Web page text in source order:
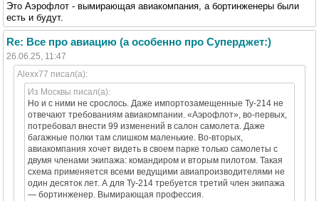
Это Аэрофлот - вымирающая авиакомпания, а бортинженеры были
есть и будут.
Re: Все про авиацию (а особенно про Суперджет:)
26.06.25, 11:47
Alexx77 писал(а):
Из Москвы писал(а):
Но и с ними не срослось. Даже импортозамещенные Ту-214 не
отвечают требованиям авиакомпании. «Аэрофлот», во-первых,
потребовал внести 99 изменений в салон самолета. Даже
багажные полки там слишком маленькие. Во-вторых,
авиакомпания хочет видеть в своем парке только самолеты с
двумя членами экипажа: командиром и вторым пилотом. Такая
схема применяется всеми ведущими авиапроизводителями не
один десяток лет. А для Ту-214 требуется третий член экипажа
— бортинженер. Вымирающая профессия.